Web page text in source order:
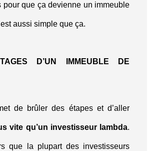
pour que ça devienne un immeuble
aussi simple que ça.
D’UN IMMEUBLE DE
de brûler des étapes et d’aller
vite qu’un investisseur lambda.
que la plupart des investisseurs